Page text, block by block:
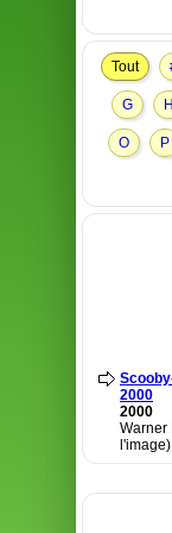
Tout
G H
O P
2000
2000
Warner
l'image)